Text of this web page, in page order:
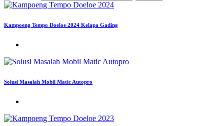
Kampoeng Tempo Doeloe 2024 Kelapa Gading
Solusi Masalah Mobil Matic Autopro